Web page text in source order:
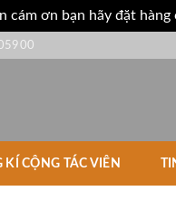
cám ơn bạn hãy đặt
CỘNG TÁC VIÊN